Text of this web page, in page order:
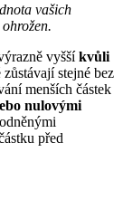
vašich
vyššíkvůli
stejné bez
menších částek
nulovými
před